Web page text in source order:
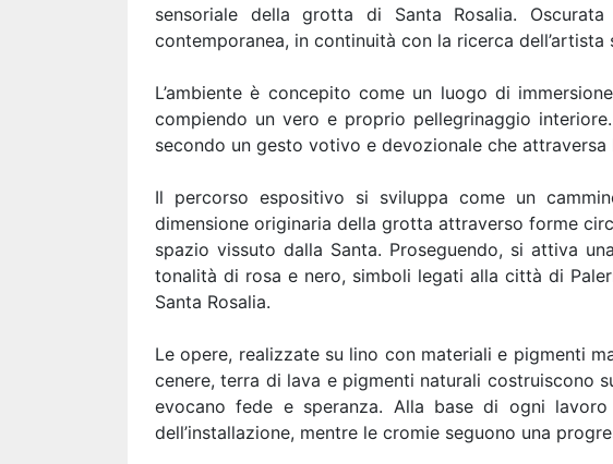
sensoriale della grotta di Santa Rosalia.
contemporanea, in continuità con la ricerca
L’ambiente è concepito come un luogo di
compiendo un vero e proprio pellegrinaggio
secondo un gesto votivo e devozionale che attraversa
Il percorso espositivo si sviluppa come un
dimensione originaria della grotta attraverso forme
spazio vissuto dalla Santa. Proseguendo, si attiva
tonalità di rosa e nero, simboli legati alla città di
Santa Rosalia.
Le opere, realizzate su lino con materiali e pigmenti
cenere, terra di lava e pigmenti naturali costruiscono
evocano fede e speranza. Alla base di ogni
dell’installazione, mentre le cromie seguono una